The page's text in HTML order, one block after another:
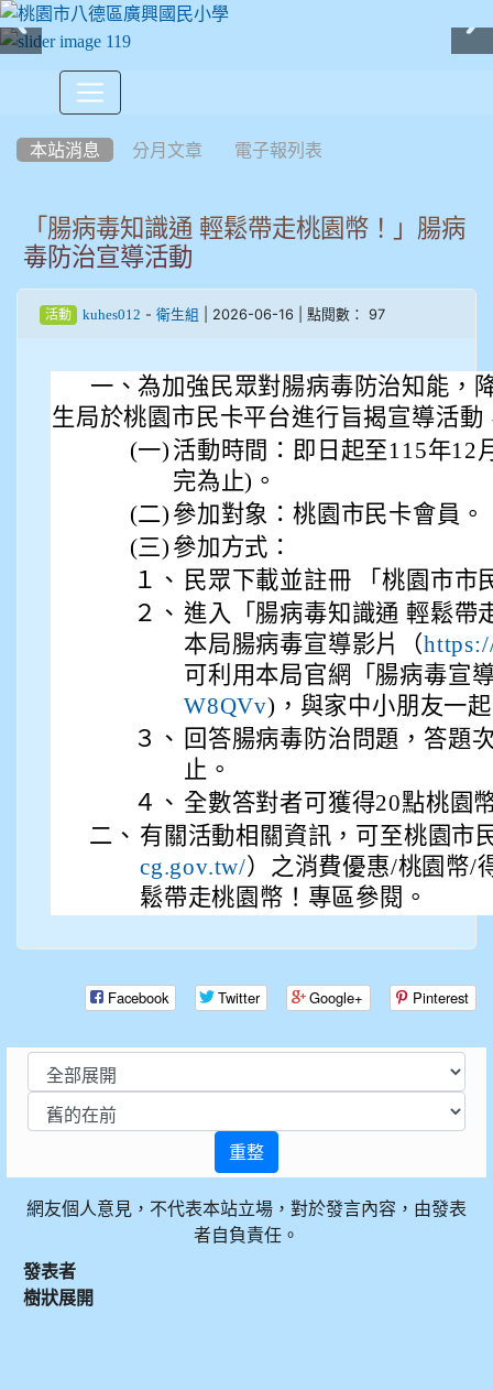
本站消息 分月文章 電子報列表
「腸病毒知識通 輕鬆帶走桃園幣！」腸病
毒防治宣導活動
活動 kuhes012 - 衛生組 | 2026-06-16 | 點閱數： 97
一、為加強民眾對腸病毒防治知能，
生局於桃園市民卡平台進行旨揭宣導活
(一) 活動時間：即日起至115年12
完為止)。
(二) 參加對象：桃園市民卡會員。
(三) 參加方式：
１、 民眾下載並註冊 「桃園市市
２、 進入「腸病毒知識通 輕鬆帶
本局腸病毒宣導影片（
可利用本局官網「腸病毒宣
W8QVv)，與家中小朋友一
３、 回答腸病毒防治問題，答題
止。
４、 全數答對者可獲得20點桃園
二、 有關活動相關資訊，可至桃園市
cg.gov.tw/）之消費優惠/桃園幣/
鬆帶走桃園幣！專區參閱。
Facebook Twitter Google+ Pinterest
重整
網友個人意見，不代表本站立場，對於發言內容，由發表
者自負責任。
發表者
樹狀展開